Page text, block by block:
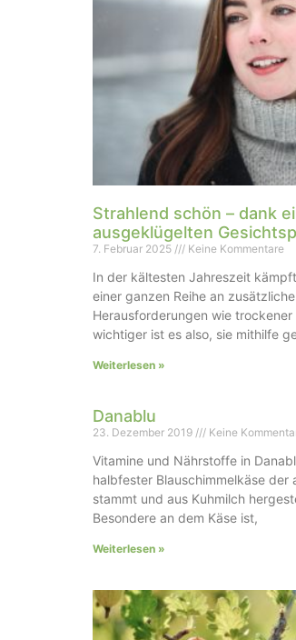
Strahlend schön – dank
ausgeklügelten
7. Februar 2025 Keine Kommentare
In der kältesten Jahreszeit
einer ganzen Reihe an
Herausforderungen wie
wichtiger ist es also, sie mithilfe
Weiterlesen »
Danablu
23. Dezember 2019 Keine
Vitamine und Nährstoffe in
halbfester Blauschimmelkäse der
stammt und aus Kuhmilch
Besondere an dem Käse ist,
Weiterlesen »